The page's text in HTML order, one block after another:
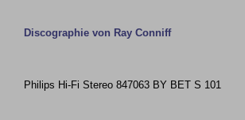
Discographie von Ray Conniff
Philips Hi-Fi Stereo 847063 BY BET S 101